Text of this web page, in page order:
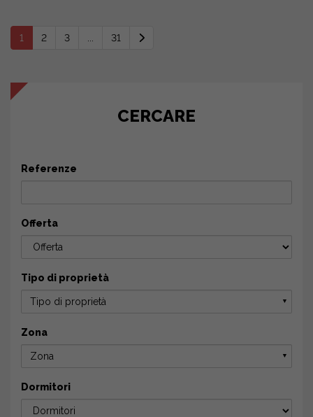
1 2 3 ... 31
CERCARE
Referenze
Offerta
Tipo di proprietà
Tipo di proprietà ▼
Zona
Zona ▼
Dormitori